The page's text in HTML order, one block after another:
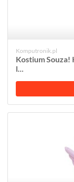
Komputronik.pl
Kostium Souza!
l...